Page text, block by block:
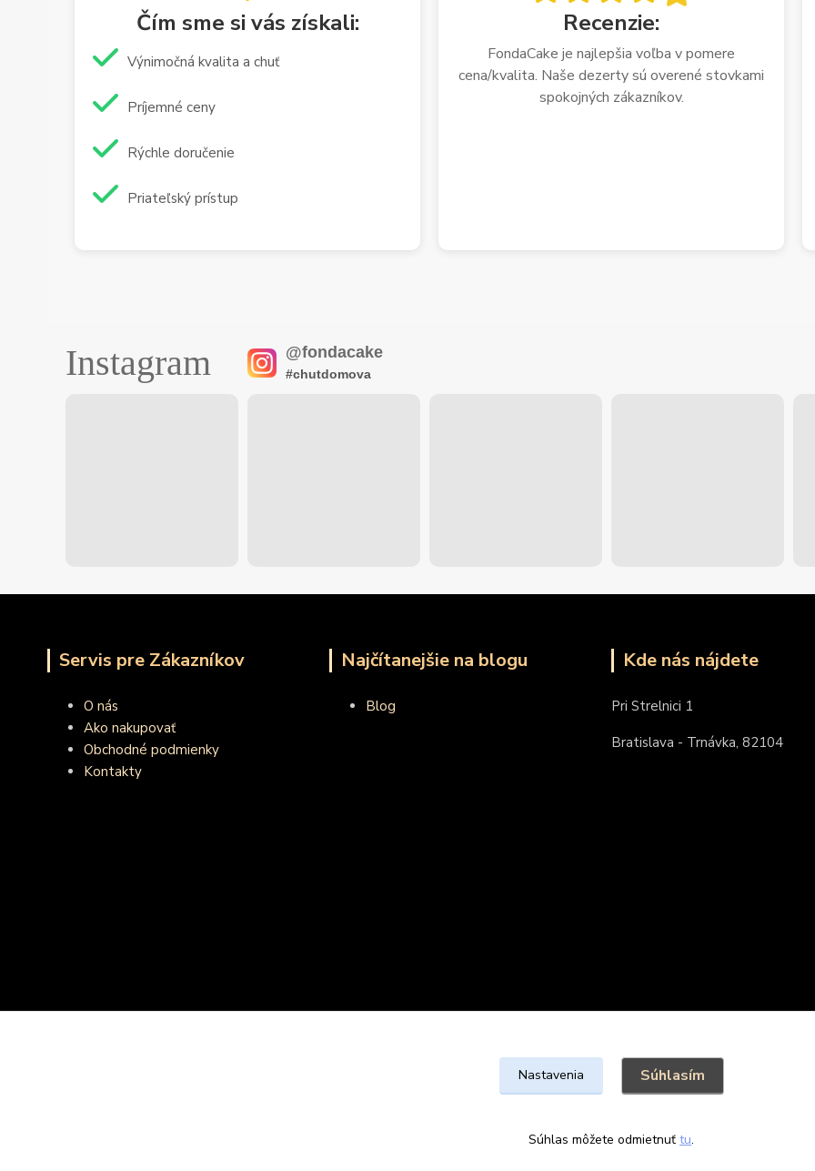
Čím sme si vás získali:
Výnimočná kvalita a chuť
Príjemné ceny
Rýchle doručenie
Priateľský prístup
Recenzie:
FondaCake je najlepšia voľba v pomere
cena/kvalita. Naše dezerty sú overené stovkami
spokojných zákazníkov.
Instagram @fondacake
#chutdomova
Servis pre Zákazníkov
O nás
Ako nakupovať
Obchodné podmienky
Kontakty
Najčítanejšie na blogu
Blog
Kde nás nájdete
Pri Strelnici 1
Bratislava - Trnávka, 82104
Nastavenia Súhlasím
Súhlas môžete odmietnuť tu.